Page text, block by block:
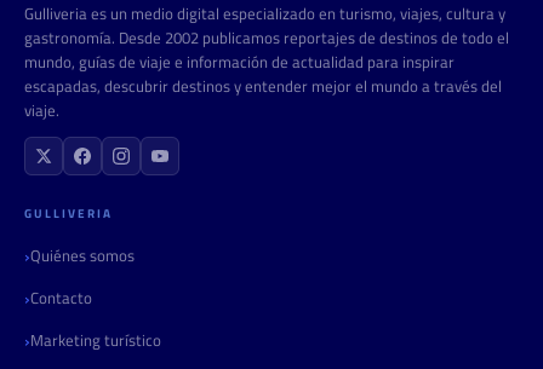
Gulliveria es un medio digital especializado en turismo, viajes, cultura y
gastronomía. Desde 2002 publicamos reportajes de destinos de todo el
mundo, guías de viaje e información de actualidad para inspirar
escapadas, descubrir destinos y entender mejor el mundo a través del
viaje.
GULLIVERIA
Quiénes somos
Contacto
Marketing turístico